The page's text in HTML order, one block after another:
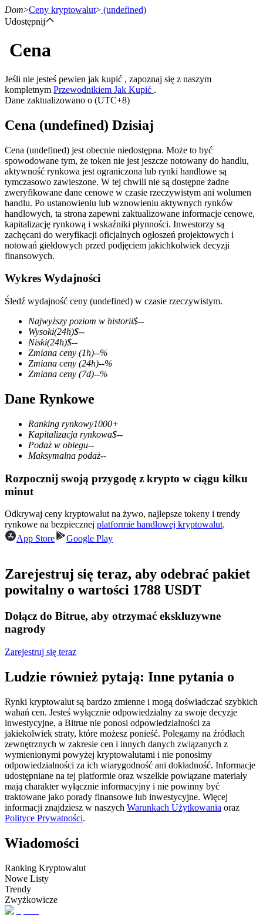
Kontrakty terminowe
Kontrakty terminowe na USDT
Kontrakty futures wykorzystujące USDT jako zabezpieczenie
Kontrakty terminowe COIN-M
Kontrakty terminowe na kryptowaluty
TradFi
Instrumenty pochodne na akcje, forex, metale szlachetne i
towary
Kontrakty terminowe na USDC
Kopiowanie Transakcji
Zostań traderem kopiującym
transakcji
Dom>Ceny kryptowalut> (undefined)
Udostępnij
Cena
Jeśli nie jesteś pewien jak kupić , zapoznaj się z naszym
kompletnym Przewodnikiem Jak Kupić .
Dane zaktualizowano o (UTC+8)
Cena (undefined) Dzisiaj
Cena (undefined) jest obecnie niedostępna. Może to być
spowodowane tym, że token nie jest jeszcze notowany do handlu,
aktywność rynkowa jest ograniczona lub rynki handlowe są
tymczasowo zawieszone. W tej chwili nie są dostępne żadne
zweryfikowane dane cenowe w czasie rzeczywistym ani wolumen
handlu. Po ustanowieniu lub wznowieniu aktywnych rynków
handlowych, ta strona zapewni zaktualizowane informacje cenowe,
kapitalizację rynkową i wskaźniki płynności. Inwestorzy są
zachęcani do weryfikacji oficjalnych ogłoszeń projektowych i
notowań giełdowych przed podjęciem jakichkolwiek decyzji
finansowych.
Wykres Wydajności
Śledź wydajność ceny (undefined) w czasie rzeczywistym.
Najwyższy poziom w historii$--
Wysoki(24h)$--
Niski(24h)$--
Zmiana ceny (1h)--%
Zmiana ceny (24h)--%
Zmiana ceny (7d)--%
Dane Rynkowe
Ranking rynkowy1000+
Kapitalizacja rynkowa$--
Podaż w obiegu--
Maksymalna podaż--
Rozpocznij swoją przygodę z krypto w ciągu kilku
minut
Odkrywaj ceny kryptowalut na żywo, najlepsze tokeny i trendy
rynkowe na bezpiecznej platformie handlowej kryptowalut.
App Store
Google Play
Zarejestruj się teraz, aby odebrać pakiet
powitalny o wartości 1788 USDT
Dołącz do Bitrue, aby otrzymać ekskluzywne
nagrody
Zarejestruj się teraz
Ludzie również pytają: Inne pytania o
Rynki kryptowalut są bardzo zmienne i mogą doświadczać szybkich
wahań cen. Jesteś wyłącznie odpowiedzialny za swoje decyzje
inwestycyjne, a Bitrue nie ponosi odpowiedzialności za
jakiekolwiek straty, które możesz ponieść. Polegamy na źródłach
zewnętrznych w zakresie cen i innych danych związanych z
wymienionymi powyżej kryptowalutami i nie ponosimy
odpowiedzialności za ich wiarygodność ani dokładność. Informacje
udostępniane na tej platformie oraz wszelkie powiązane materiały
mają charakter wyłącznie informacyjny i nie powinny być
traktowane jako porady finansowe lub inwestycyjne. Więcej
informacji znajdziesz w naszych Warunkach Użytkowania oraz
Polityce Prywatności.
Wiadomości
Ranking Kryptowalut
Nowe Listy
Trendy
Zwyżkowicze